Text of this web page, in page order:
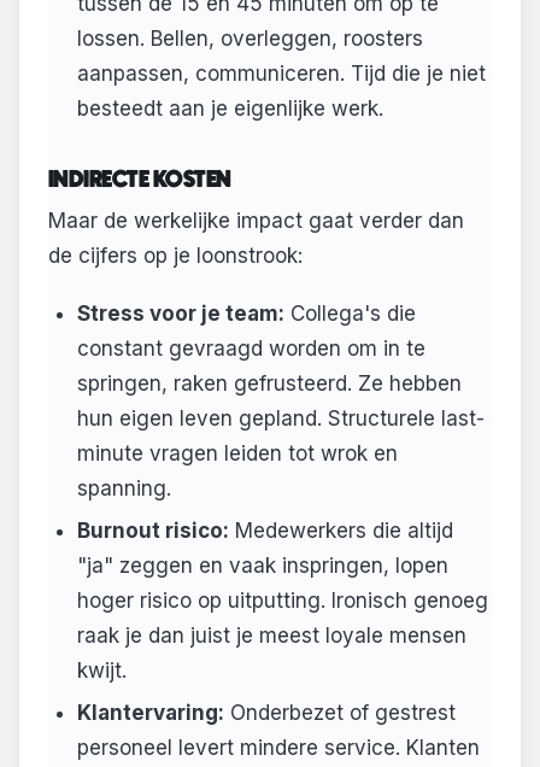
lossen. Bellen, overleggen, roosters
aanpassen, communiceren. Tijd die je niet
besteedt aan je eigenlijke werk.
INDIRECTE KOSTEN
Maar de werkelijke impact gaat verder dan
de cijfers op je loonstrook:
Stress voor je team: Collega's die
constant gevraagd worden om in te
springen, raken gefrusteerd. Ze hebben
hun eigen leven gepland. Structurele last-
minute vragen leiden tot wrok en
spanning.
Burnout risico: Medewerkers die altijd
"ja" zeggen en vaak inspringen, lopen
hoger risico op uitputting. Ironisch genoeg
raak je dan juist je meest loyale mensen
kwijt.
Klantervaring: Onderbezet of gestrest
personeel levert mindere service. Klanten